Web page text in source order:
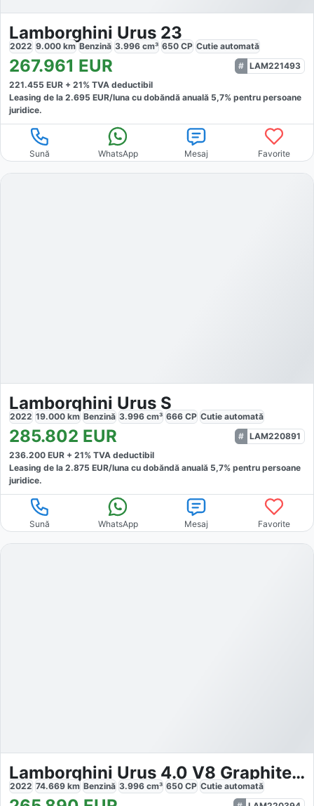
Lamborghini Urus 23
2022 9.000 km Benzină 3.996 cm³ 650 CP Cutie automată
267.961 EUR
LAM221493
221.455 EUR + 21% TVA deductibil
Leasing de la 2.695 EUR/luna cu dobăndă anuală 5,7% pentru persoane
juridice.
Sună WhatsApp Mesaj Favorite
Lamborghini Urus S
2022 19.000 km Benzină 3.996 cm³ 666 CP Cutie automată
285.802 EUR
LAM220891
236.200 EUR + 21% TVA deductibil
Leasing de la 2.875 EUR/luna cu dobăndă anuală 5,7% pentru persoane
juridice.
Sună WhatsApp Mesaj Favorite
Lamborghini Urus 4.0 V8 Graphite Capsule
2022 74.669 km Benzină 3.996 cm³ 650 CP Cutie automată